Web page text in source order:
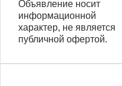
Объявление носит
информационной
характер, не является
публичной офертой.